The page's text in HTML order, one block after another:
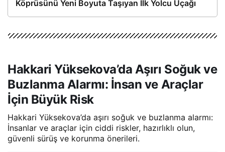
Köprüsünü Yeni Boyuta Taşıyan İlk Yolcu Uçağı
Hareket Etti
Hakkari Yüksekova’da Aşırı Soğuk ve
Buzlanma Alarmı: İnsan ve Araçlar
İçin Büyük Risk
Hakkari Yüksekova’da aşırı soğuk ve buzlanma alarmı:
İnsanlar ve araçlar için ciddi riskler, hazırlıklı olun,
güvenli sürüş ve korunma önerileri.